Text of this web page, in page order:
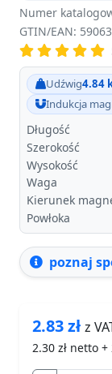
Numer
GTIN/EAN:
Udźwig4.84
Indukcja
Długość
Szerokość
Wysokość
Waga
Kierunek
Powłoka
poznaj
2.83złz
2.30 zł netto +